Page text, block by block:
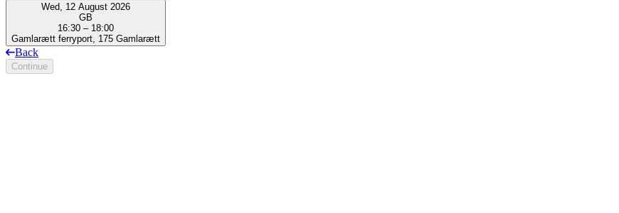
Wed, 12 August 2026
GB
16:30 – 18:00
Gamlarætt ferryport, 175 Gamlarætt
Back
Continue